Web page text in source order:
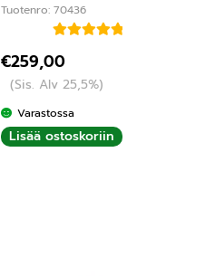
Tuotenro: 70436
tuotteesta:
5.00/ 5
€259,00
(Sis. Alv 25,5%)
Varastossa
Lisää ostoskoriin